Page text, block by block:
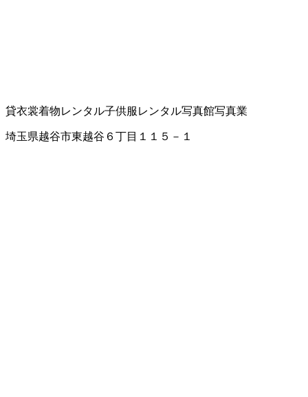
貸衣裳着物レンタル子供服レンタル写真館写真業
埼玉県越谷市東越谷６丁目１１５－１